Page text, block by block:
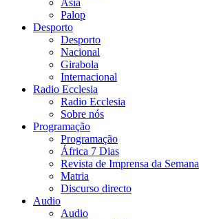
Asia
Palop
Desporto
Desporto
Nacional
Girabola
Internacional
Radio Ecclesia
Radio Ecclesia
Sobre nós
Programação
Programação
África 7 Dias
Revista de Imprensa da Semana
Matria
Discurso directo
Audio
Audio